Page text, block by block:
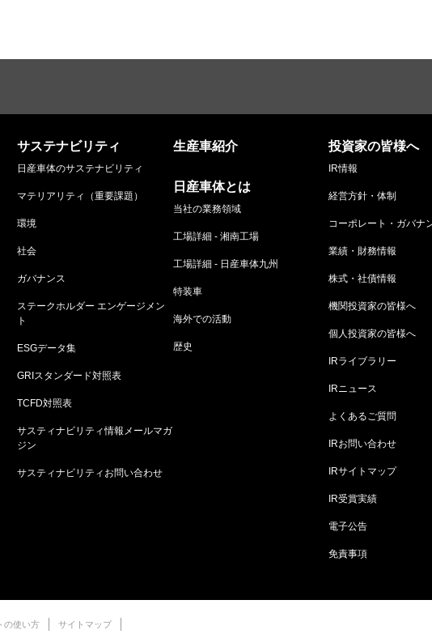
サステナビリティ
日産車体のサステナビリティ
マテリアリティ（重要課題）
環境
社会
ガバナンス
ステークホルダー エンゲージメン
ト
ESGデータ集
GRIスタンダード対照表
TCFD対照表
サスティナビリティ情報メールマガ
ジン
サスティナビリティお問い合わせ
生産車紹介
日産車体とは
当社の業務領域
工場詳細 - 湘南工場
工場詳細 - 日産車体九州
特装車
海外での活動
歴史
投資家の皆様へ
IR情報
経営方針・体制
コーポレート・ガバナ
業績・財務情報
株式・社債情報
機関投資家の皆様へ
個人投資家の皆様へ
IRライブラリー
IRニュース
よくあるご質問
IRお問い合わせ
IRサイトマップ
IR受賞実績
電子公告
免責事項
の使い方 サイトマップ